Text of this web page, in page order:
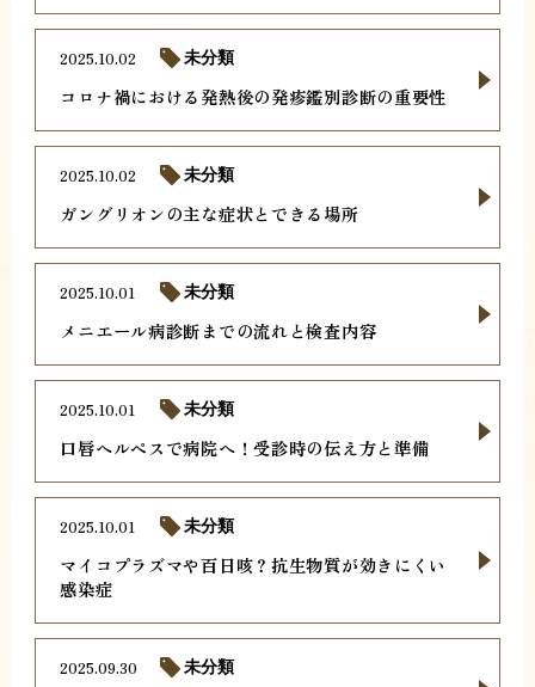
コロナ禍における発熱後の発疹鑑別診断の重要性
2025.10.02 未分類
ガングリオンの主な症状とできる場所
2025.10.02 未分類
メニエール病診断までの流れと検査内容
2025.10.01 未分類
口唇ヘルペスで病院へ！受診時の伝え方と準備
2025.10.01 未分類
マイコプラズマや百日咳？抗生物質が効きにくい
感染症
2025.10.01 未分類
2025.09.30 未分類